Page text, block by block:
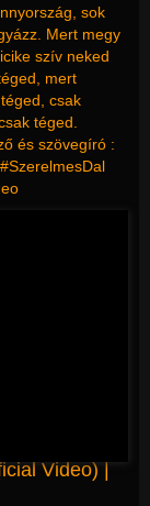
sok
Mert megy
szív neked
mert
csak
téged.
és szövegíró :
Video) |